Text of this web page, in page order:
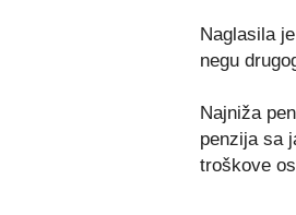
Naglasila
negu
Najniža
penzija sa
troškove